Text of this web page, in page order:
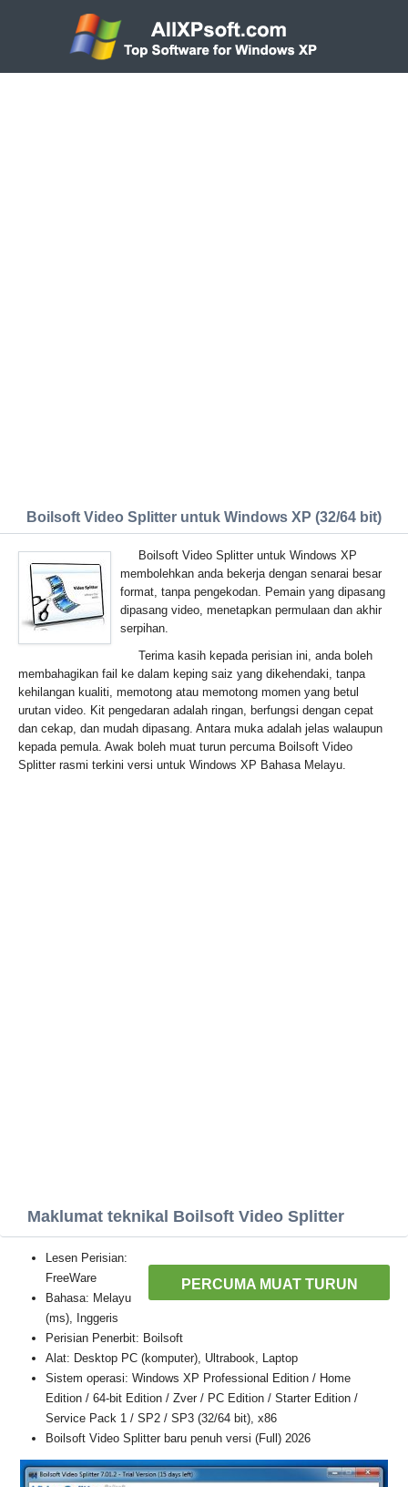
Boilsoft Video Splitter untuk Windows XP (32/64 bit)
Boilsoft Video Splitter untuk Windows XP
membolehkan anda bekerja dengan senarai besar
format, tanpa pengekodan. Pemain yang dipasang
dipasang video, menetapkan permulaan dan akhir
serpihan.
Terima kasih kepada perisian ini, anda boleh
membahagikan fail ke dalam keping saiz yang dikehendaki, tanpa
kehilangan kualiti, memotong atau memotong momen yang betul
urutan video. Kit pengedaran adalah ringan, berfungsi dengan cepat
dan cekap, dan mudah dipasang. Antara muka adalah jelas walaupun
kepada pemula. Awak boleh muat turun percuma Boilsoft Video
Splitter rasmi terkini versi untuk Windows XP Bahasa Melayu.
Maklumat teknikal Boilsoft Video Splitter
PERCUMA MUAT TURUN
Lesen Perisian:
FreeWare
Bahasa: Melayu
(ms), Inggeris
Perisian Penerbit: Boilsoft
Alat: Desktop PC (komputer), Ultrabook, Laptop
Sistem operasi: Windows XP Professional Edition / Home
Edition / 64-bit Edition / Zver / PC Edition / Starter Edition /
Service Pack 1 / SP2 / SP3 (32/64 bit), x86
Boilsoft Video Splitter baru penuh versi (Full) 2026